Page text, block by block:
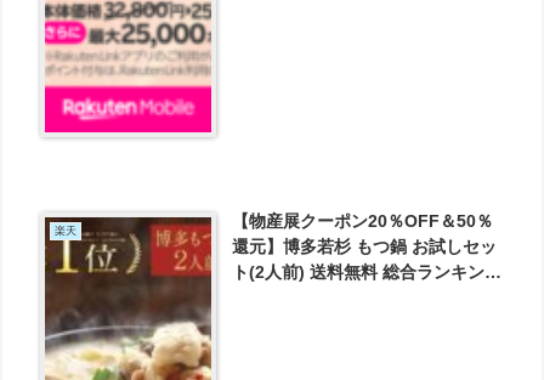
楽天
【物産展クーポン20％OFF＆50％
還元】博多若杉 もつ鍋 お試しセッ
ト(2人前) 送料無料 総合ランキング